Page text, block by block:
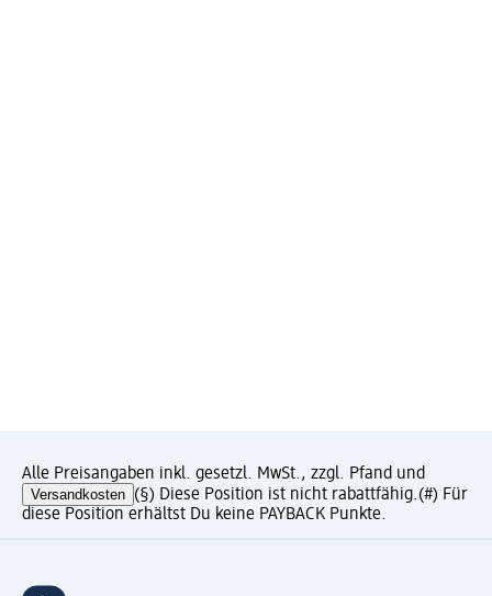
Alle Preisangaben inkl. gesetzl. MwSt., zzgl. Pfand und
Versandkosten (§) Diese Position ist nicht rabattfähig.(#) Für
diese Position erhältst Du keine PAYBACK Punkte.